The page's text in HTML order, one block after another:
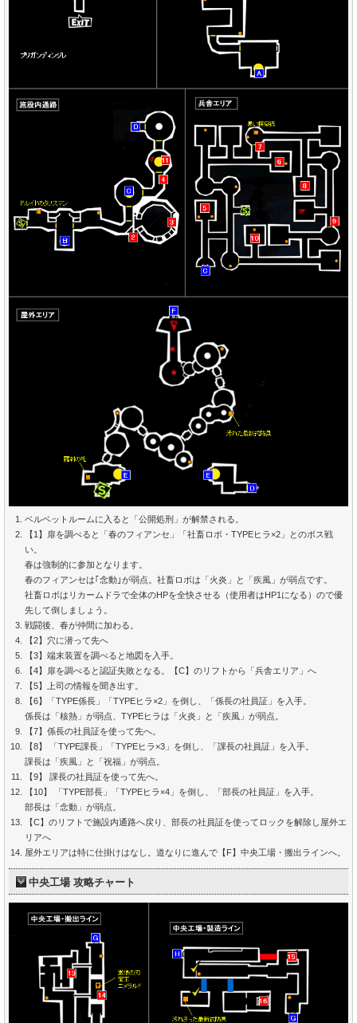
ベルベットルームに入ると「公開処刑」が解禁される。
【1】扉を調べると「春のフィアンセ」「社畜ロボ・TYPEヒラ×2」とのボス戦
い。
春は強制的に参加となります。
春のフィアンセは｢念動｣が弱点。社畜ロボは「火炎」と「疾風」が弱点です。
社畜ロボはリカームドラで全体のHPを全快させる（使用者はHP1になる）ので優
先して倒しましょう。
戦闘後、春が仲間に加わる。
【2】穴に潜って先へ
【3】端末装置を調べると地図を入手。
【4】扉を調べると認証失敗となる。【C】のリフトから「兵舎エリア」へ
【5】上司の情報を聞き出す。
【6】「TYPE係長」「TYPEヒラ×2」を倒し、「係長の社員証」を入手。
係長は「核熱」が弱点、TYPEヒラは「火炎」と「疾風」が弱点。
【7】係長の社員証を使って先へ。
【8】 「TYPE課長」「TYPEヒラ×3」を倒し、「課長の社員証」を入手。
課長は「疾風」と「祝福」が弱点。
【9】 課長の社員証を使って先へ。
【10】 「TYPE部長」「TYPEヒラ×4」を倒し、「部長の社員証」を入手。
部長は「念動」が弱点。
【C】のリフトで施設内通路へ戻り、部長の社員証を使ってロックを解除し屋外エ
リアへ
屋外エリアは特に仕掛けはなし。道なりに進んで【F】中央工場・搬出ラインへ。
中央工場 攻略チャート